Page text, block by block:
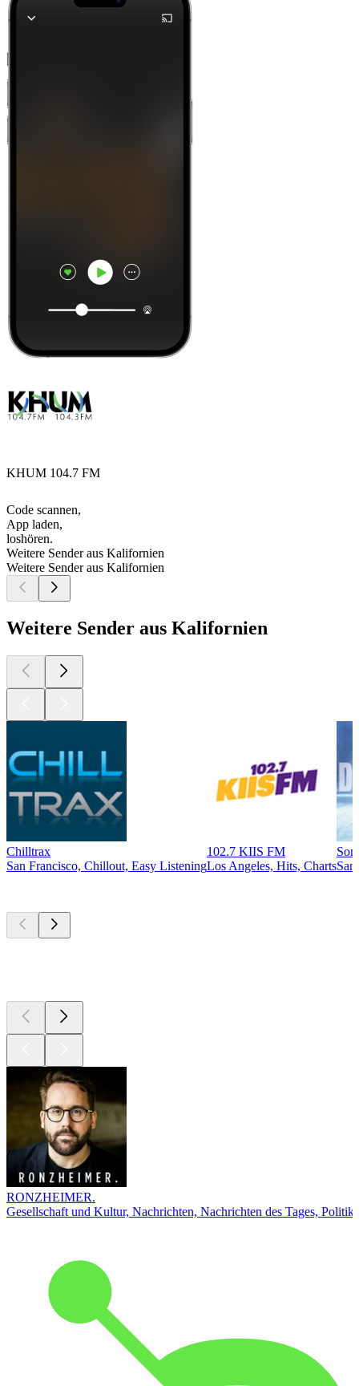
KHUM 104.7 FM
Code scannen,
App laden,
loshören.
Weitere Sender aus Kalifornien
Weitere Sender aus Kalifornien
Weitere Sender aus Kalifornien
Chilltrax
San Francisco, Chillout, Easy Listening
102.7 KIIS FM
Los Angeles, Hits, Charts
RONZHEIMER.
Gesellschaft und Kultur, Nachrichten, Nachrichten des Tages, Politik